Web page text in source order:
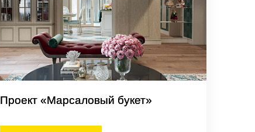
Проект «Марсаловый букет»